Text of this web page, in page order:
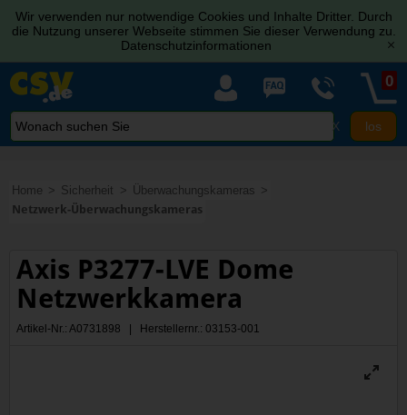
Wir verwenden nur notwendige Cookies und Inhalte Dritter. Durch
die Nutzung unserer Webseite stimmen Sie dieser Verwendung zu.
Datenschutzinformationen
[x]
X
0
Home Sicherheit
Überwachungskameras
Netzwerk-Überwachungskameras
Axis P3277-LVE Dome
Netzwerkkamera
Artikel-Nr.: A0731898 | Herstellernr.: 03153-001